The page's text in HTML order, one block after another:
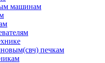
машинам
печкам